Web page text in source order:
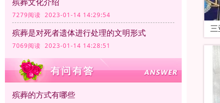
7279阅读 2023-01-14 14:29:54
殡葬是对死者遗体进行处理的文明形式
7069阅读 2023-01-14 14:28:51
殡葬的方式有哪些
三